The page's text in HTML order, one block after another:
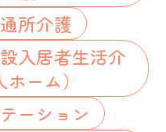
所介護
入居者生活介
ーム）
ーション